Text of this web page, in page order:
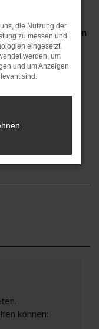
Sie sich für
sowohl
Des Weiteren freuen
und
können:
die Nutzung der
zu messen und
eingesetzt,
werden, um
und um Anzeigen
sind.